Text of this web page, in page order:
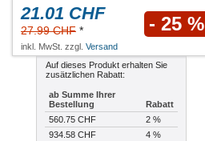
21.01 CHF
27.99 CHF * - 25 %
inkl. MwSt. zzgl. Versand
Auf dieses Produkt erhalten Sie
zusätzlichen Rabatt:
ab Summe Ihrer
Bestellung
Rabatt
560.75 CHF
2 %
934.58 CHF
4 %